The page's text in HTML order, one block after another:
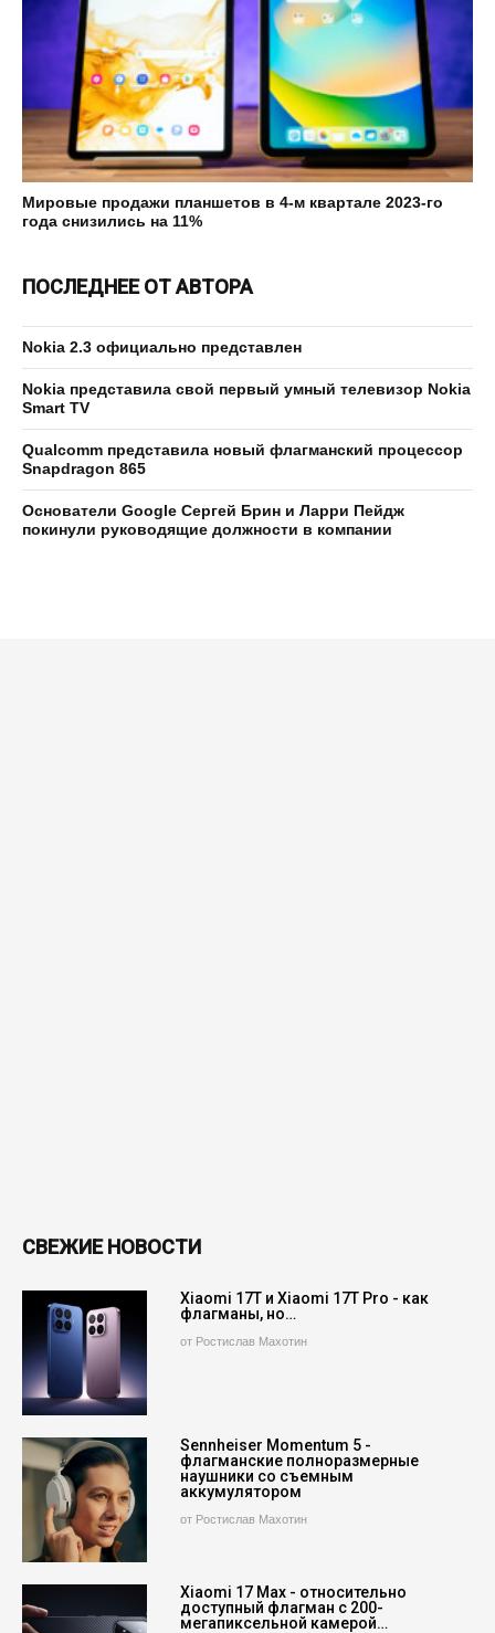
Мировые продажи планшетов в 4-м квартале 2023-го
года снизились на 11%
ПОСЛЕДНЕЕ ОТ АВТОРА
Nokia 2.3 официально представлен
Nokia представила свой первый умный телевизор Nokia
Smart TV
Qualcomm представила новый флагманский процессор
Snapdragon 865
Основатели Google Сергей Брин и Ларри Пейдж
покинули руководящие должности в компании
СВЕЖИЕ НОВОСТИ
Xiaomi 17T и Xiaomi 17T Pro - как
флагманы, но…
от Ростислав Махотин
Sennheiser Momentum 5 -
флагманские полноразмерные
наушники со съемным
аккумулятором
от Ростислав Махотин
Xiaomi 17 Max - относительно
доступный флагман с 200-
мегапиксельной камерой…